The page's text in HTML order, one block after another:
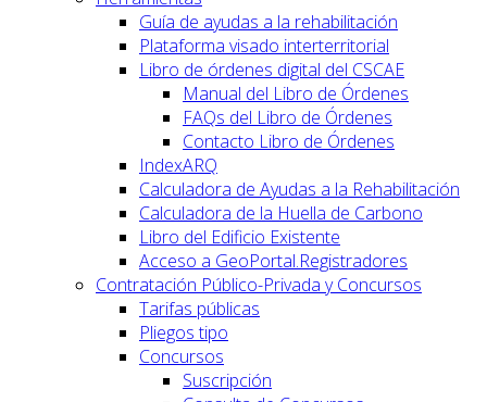
Guía de ayudas a la rehabilitación
Plataforma visado interterritorial
Libro de órdenes digital del CSCAE
Manual del Libro de Órdenes
FAQs del Libro de Órdenes
Contacto Libro de Órdenes
IndexARQ
Calculadora de Ayudas a la Rehabilitación
Calculadora de la Huella de Carbono
Libro del Edificio Existente
Acceso a GeoPortal.Registradores
Contratación Público-Privada y Concursos
Tarifas públicas
Pliegos tipo
Concursos
Suscripción